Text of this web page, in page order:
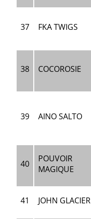
37 FKA TWIGS
38 COCOROSIE
39 AINO SALTO
40
POUVOIR
MAGIQUE
41 JOHN GLACIER